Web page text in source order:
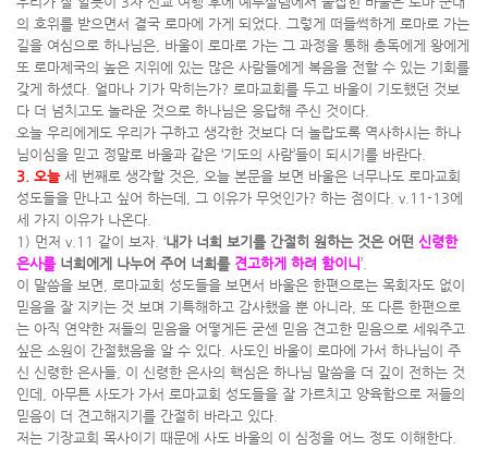
의 호위를 받으면서 결국 로마에 가게 되었다. 그렇게 떠들썩하게 로마로 가는
길을 여심으로 하나님은, 바울이 로마로 가는 그 과정을 통해 총독에게 왕에게
또 로마제국의 높은 지위에 있는 많은 사람들에게 복음을 전할 수 있는 기회를
갖게 하셨다. 얼마나 기가 막히는가? 로마교회를 두고 바울이 기도했던 것보
다 더 넘치고도 놀라운 것으로 하나님은 응답해 주신 것이다.
오늘 우리에게도 우리가 구하고 생각한 것보다 더 놀랍도록 역사하시는 하나
님이심을 믿고 정말로 바울과 같은 ‘기도의 사람’들이 되시기를 바란다.
3. 오늘세 번째로 생각할 것은, 오늘 본문을 보면 바울은 너무나도 로마교회
성도들을 만나고 싶어 하는데, 그 이유가 무엇인가? 하는 점이다. v.11-13에
세 가지 이유가 나온다.
1) 먼저 v.11 같이 보자. ‘내가 너희 보기를 간절히 원하는 것은 어떤 신령한
은사를너희에게 나누어 주어 너희를 견고하게 하려 함이니’.
이 말씀을 보면, 로마교회 성도들을 보면서 바울은 한편으로는 목회자도 없이
믿음을 잘 지키는 것 보며 기특해하고 감사했을 뿐 아니라, 또 다른 한편으로
는 아직 연약한 저들의 믿음을 어떻게든 굳센 믿음 견고한 믿음으로 세워주고
싶은 소원이 간절했음을 알 수 있다. 사도인 바울이 로마에 가서 하나님이 주
신 신령한 은사들, 이 신령한 은사의 핵심은 하나님 말씀을 더 깊이 전하는 것
인데, 아무튼 사도가 가서 로마교회 성도들을 잘 가르치고 양육함으로 저들의
믿음이 더 견고해지기를 간절히 바라고 있다.
저는 기장교회 목사이기 때문에 사도 바울의 이 심정을 어느 정도 이해한다.